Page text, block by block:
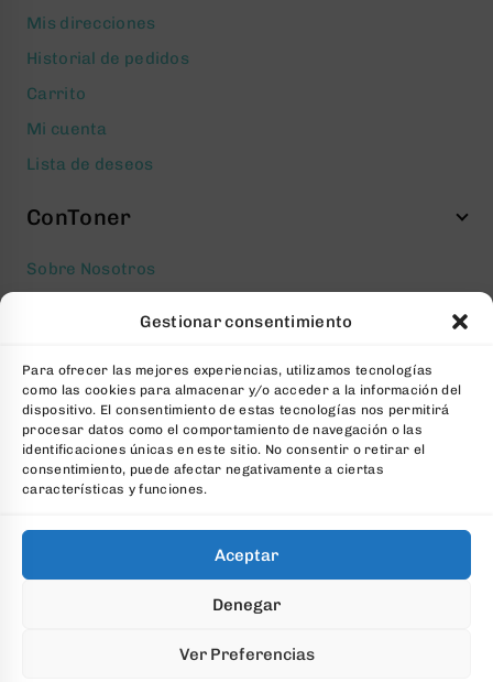
Gestionar consentimiento
Para ofrecer las mejores experiencias, utilizamos tecnologías
como las cookies para almacenar y/o acceder a la información del
dispositivo. El consentimiento de estas tecnologías nos permitirá
procesar datos como el comportamiento de navegación o las
identificaciones únicas en este sitio. No consentir o retirar el
consentimiento, puede afectar negativamente a ciertas
características y funciones.
Aceptar
Denegar
Ver Preferencias
Mis direcciones
Historial de pedidos
Carrito
Mi cuenta
Lista de deseos
ConToner
Sobre Nosotros
Política de cookies
Condiciones generales Contratación
Contacto
FAQs
Software